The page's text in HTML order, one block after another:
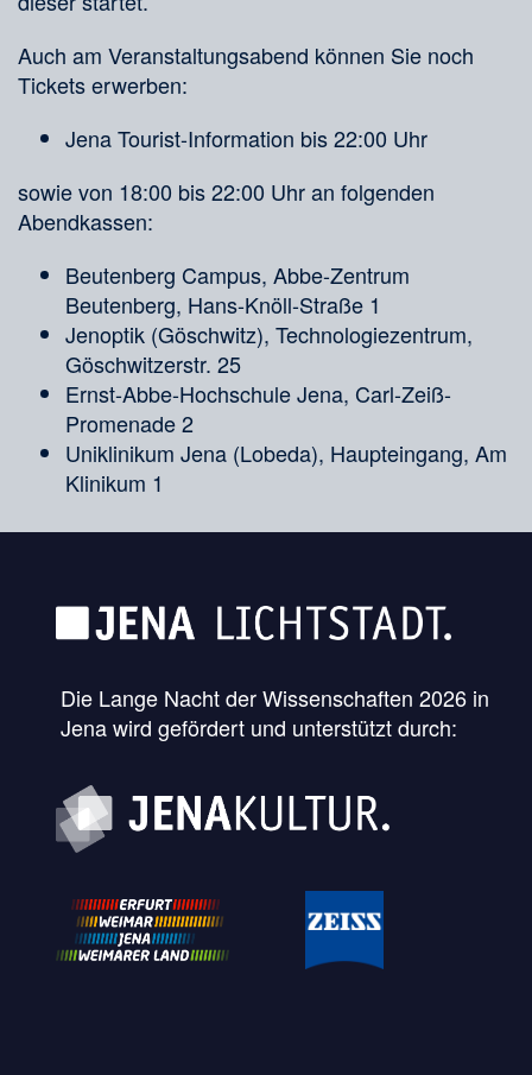
Auch am Veranstaltungsabend können Sie noch
Tickets erwerben:
Jena Tourist-Information bis 22:00 Uhr
sowie von 18:00 bis 22:00 Uhr an folgenden
Abendkassen:
Beutenberg Campus, Abbe-Zentrum
Beutenberg, Hans-Knöll-Straße 1
Jenoptik (Göschwitz), Technologiezentrum,
Göschwitzerstr. 25
Ernst-Abbe-Hochschule Jena, Carl-Zeiß-
Promenade 2
Uniklinikum Jena (Lobeda), Haupteingang, Am
Klinikum 1
Die Lange Nacht der Wissenschaften 2026 in
Jena wird gefördert und unterstützt durch: